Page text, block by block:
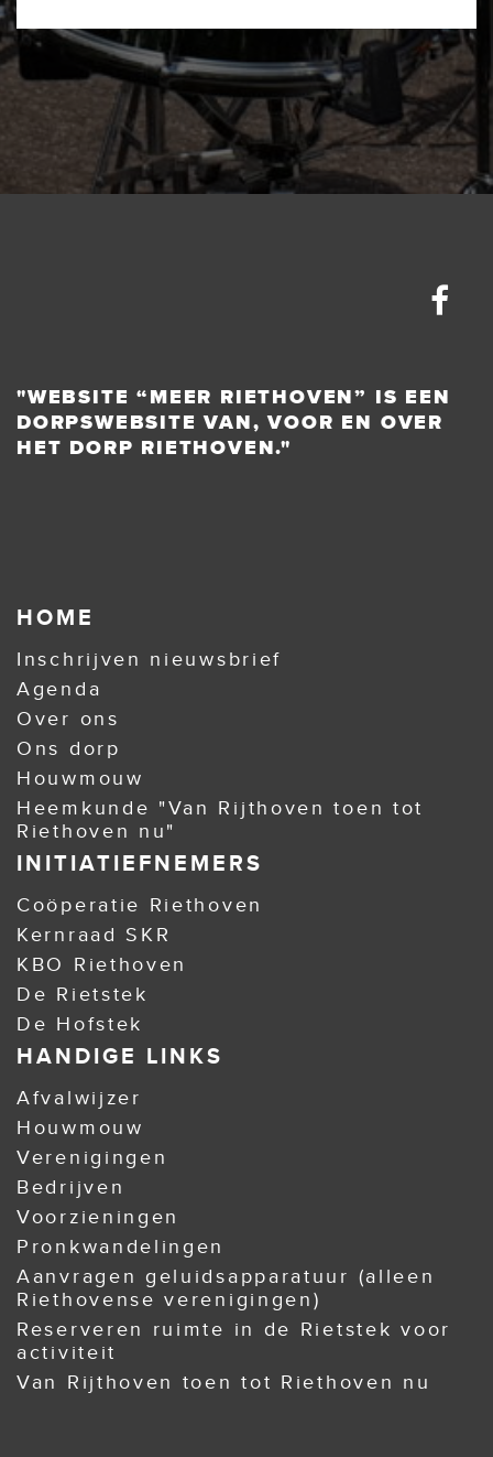
"WEBSITE “MEER RIETHOVEN” IS EEN
DORPSWEBSITE VAN, VOOR EN OVER
HET DORP RIETHOVEN."
HOME
Inschrijven nieuwsbrief
Agenda
Over ons
Ons dorp
Houwmouw
Heemkunde "Van Rijthoven toen tot
Riethoven nu"
INITIATIEFNEMERS
Coöperatie Riethoven
Kernraad SKR
KBO Riethoven
De Rietstek
De Hofstek
HANDIGE LINKS
Afvalwijzer
Houwmouw
Verenigingen
Bedrijven
Voorzieningen
Pronkwandelingen
Aanvragen geluidsapparatuur (alleen
Riethovense verenigingen)
Reserveren ruimte in de Rietstek voor
activiteit
Van Rijthoven toen tot Riethoven nu